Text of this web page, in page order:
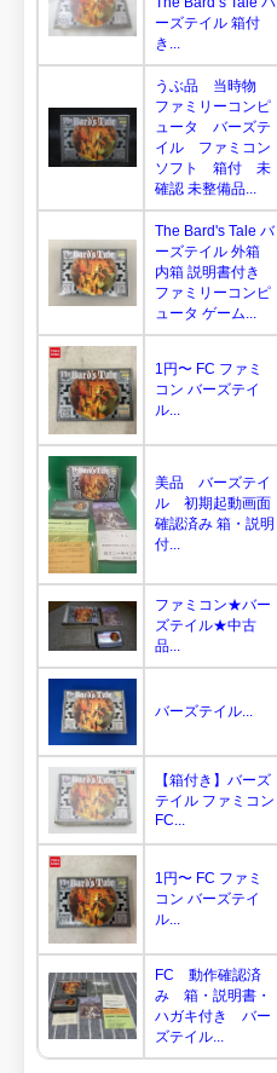
ーズテイル 箱付
き...
うぶ品 当時物
ファミリーコンピ
ュータ バーズテ
イル ファミコン
ソフト 箱付 未
確認 未整備品...
The Bard's Tale バ
ーズテイル 外箱
内箱 説明書付き
ファミリーコンピ
ュータ ゲーム...
1円〜 FC ファミ
コン バーズテイ
ル...
美品 バーズテイ
ル 初期起動画面
確認済み 箱・説明
付...
ファミコン★バー
ズテイル★中古
品...
バーズテイル...
【箱付き】バーズ
テイル ファミコン
FC...
1円〜 FC ファミ
コン バーズテイ
ル...
FC 動作確認済
み 箱・説明書・
ハガキ付き バー
ズテイル...